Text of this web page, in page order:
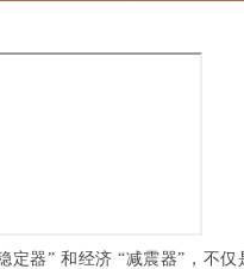
定器” 和经济 “减震器”，不仅